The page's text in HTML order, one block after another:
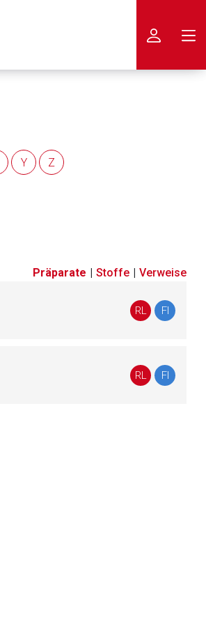
Y Z
Präparate | Stoffe | Verweise
RL FI
RL FI